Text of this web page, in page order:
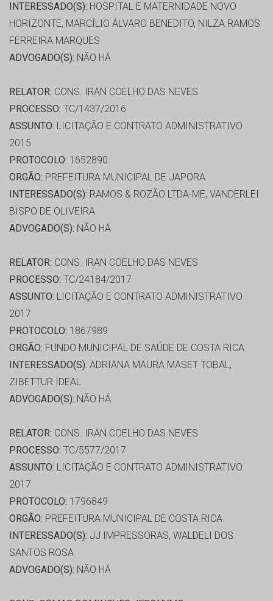
INTERESSADO(S): HOSPITAL E MATERNIDADE NOVO
HORIZONTE, MARCÍLIO ÁLVARO BENEDITO, NILZA RAMOS
FERREIRA MARQUES
ADVOGADO(S): NÃO HÁ
RELATOR: CONS. IRAN COELHO DAS NEVES
PROCESSO: TC/1437/2016
ASSUNTO: LICITAÇÃO E CONTRATO ADMINISTRATIVO
2015
PROTOCOLO: 1652890
ORGÃO: PREFEITURA MUNICIPAL DE JAPORA
INTERESSADO(S): RAMOS & ROZÃO LTDA-ME, VANDERLEI
BISPO DE OLIVEIRA
ADVOGADO(S): NÃO HÁ
RELATOR: CONS. IRAN COELHO DAS NEVES
PROCESSO: TC/24184/2017
ASSUNTO: LICITAÇÃO E CONTRATO ADMINISTRATIVO
2017
PROTOCOLO: 1867989
ORGÃO: FUNDO MUNICIPAL DE SAÚDE DE COSTA RICA
INTERESSADO(S): ADRIANA MAURA MASET TOBAL,
ZIBETTUR IDEAL
ADVOGADO(S): NÃO HÁ
RELATOR: CONS. IRAN COELHO DAS NEVES
PROCESSO: TC/5577/2017
ASSUNTO: LICITAÇÃO E CONTRATO ADMINISTRATIVO
2017
PROTOCOLO: 1796849
ORGÃO: PREFEITURA MUNICIPAL DE COSTA RICA
INTERESSADO(S): JJ IMPRESSORAS, WALDELI DOS
SANTOS ROSA
ADVOGADO(S): NÃO HÁ